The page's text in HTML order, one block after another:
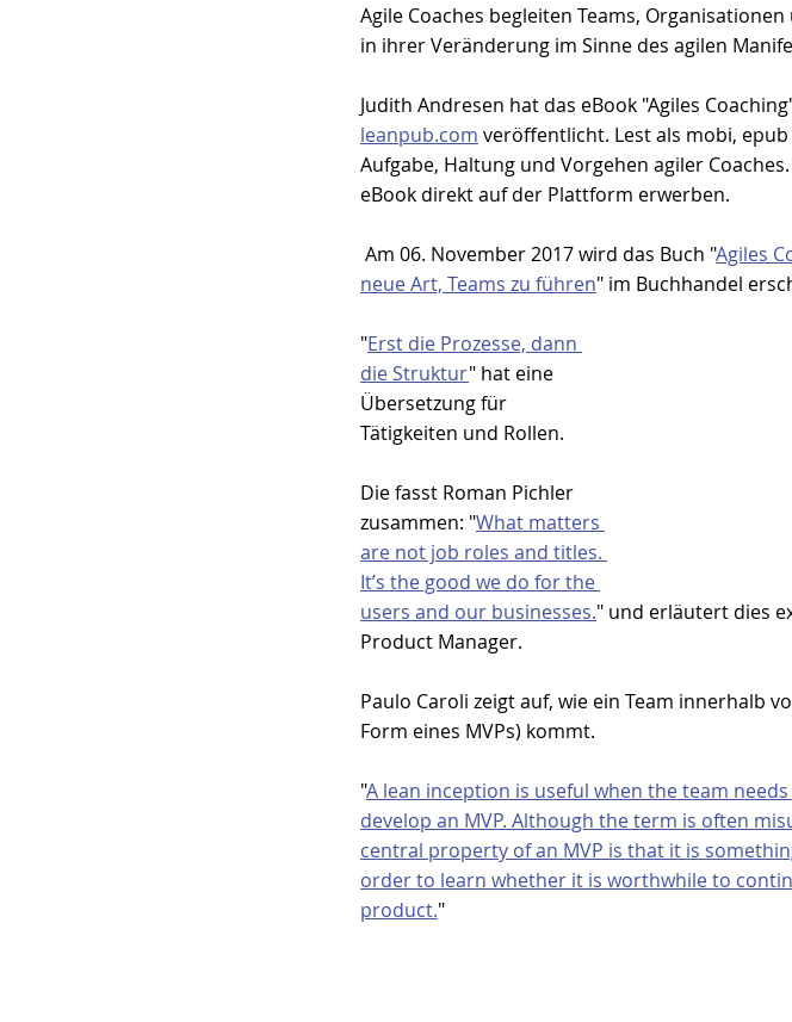
Agile Coaches begleiten Teams,
in ihrer Veränderung im Sinne des agilen
Judith Andresen hat das eBook "Agiles
leanpub.com veröffentlicht. Lest als mobi,
Aufgabe, Haltung und Vorgehen agiler
eBook direkt auf der Plattform erwerben.
Am 06. November 2017 wird das Buch "Agiles
neue Art, Teams zu führen" im Buchhandel
"Erst die Prozesse, dann
die Struktur" hat eine
Übersetzung für
Tätigkeiten und Rollen.
Die fasst Roman Pichler
zusammen: "What matters
are not job roles and titles.
It’s the good we do for the
users and our businesses." und erläutert dies
Product Manager.
Paulo Caroli zeigt auf, wie ein Team innerhalb
Form eines MVPs) kommt.
"A lean inception is useful when the team
develop an MVP. Although the term is often
central property of an MVP is that it is
order to learn whether it is worthwhile to
product."